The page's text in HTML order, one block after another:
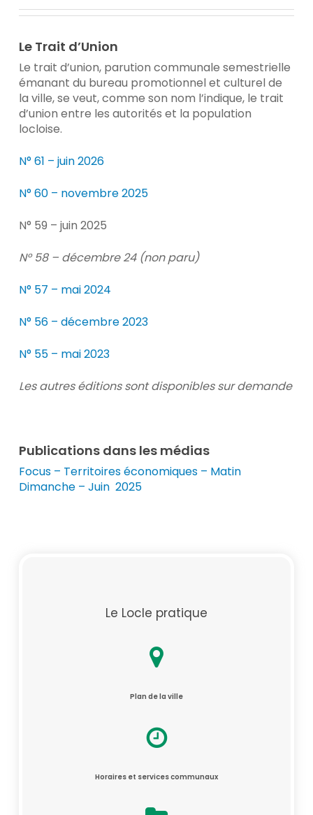
Le Trait d’Union
Le trait d’union, parution communale semestrielle
émanant du bureau promotionnel et culturel de
la ville, se veut, comme son nom l’indique, le trait
d’union entre les autorités et la population
locloise.
N° 61 – juin 2026
N° 60 – novembre 2025
N° 59 – juin 2025
N° 58 – décembre 24 (non paru)
N° 57 – mai 2024
N° 56 – décembre 2023
N° 55 – mai 2023
Les autres éditions sont disponibles sur demande
Publications dans les médias
Focus – Territoires économiques – Matin
Dimanche – Juin 2025
Le Locle pratique
Plan de la ville
Horaires et services communaux